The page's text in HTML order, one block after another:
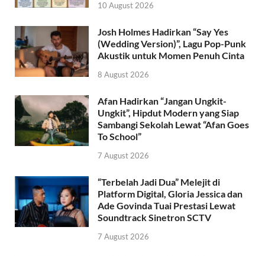
10 August 2026
Josh Holmes Hadirkan “Say Yes
(Wedding Version)”, Lagu Pop-Punk
Akustik untuk Momen Penuh Cinta
8 August 2026
Afan Hadirkan “Jangan Ungkit-
Ungkit”, Hipdut Modern yang Siap
Sambangi Sekolah Lewat “Afan Goes
To School”
7 August 2026
“Terbelah Jadi Dua” Melejit di
Platform Digital, Gloria Jessica dan
Ade Govinda Tuai Prestasi Lewat
Soundtrack Sinetron SCTV
7 August 2026